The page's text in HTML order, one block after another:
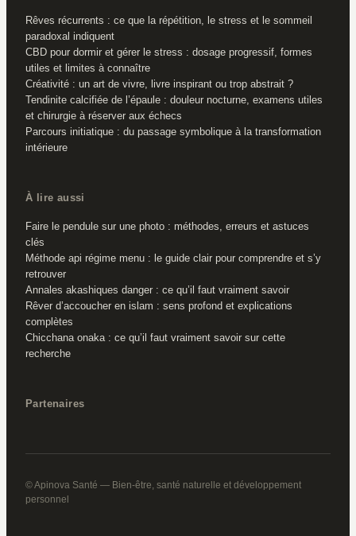
Rêves récurrents : ce que la répétition, le stress et le sommeil
paradoxal indiquent
CBD pour dormir et gérer le stress : dosage progressif, formes
utiles et limites à connaître
Créativité : un art de vivre, livre inspirant ou trop abstrait ?
Tendinite calcifiée de l’épaule : douleur nocturne, examens utiles
et chirurgie à réserver aux échecs
Parcours initiatique : du passage symbolique à la transformation
intérieure
À lire aussi
Faire le pendule sur une photo : méthodes, erreurs et astuces
clés
Méthode api régime menu : le guide clair pour comprendre et s’y
retrouver
Annales akashiques danger : ce qu’il faut vraiment savoir
Rêver d’accoucher en islam : sens profond et explications
complètes
Chicchana onaka : ce qu’il faut vraiment savoir sur cette
recherche
Partenaires
© Apinova Santé — Bien-être, santé naturelle et développement
personnel